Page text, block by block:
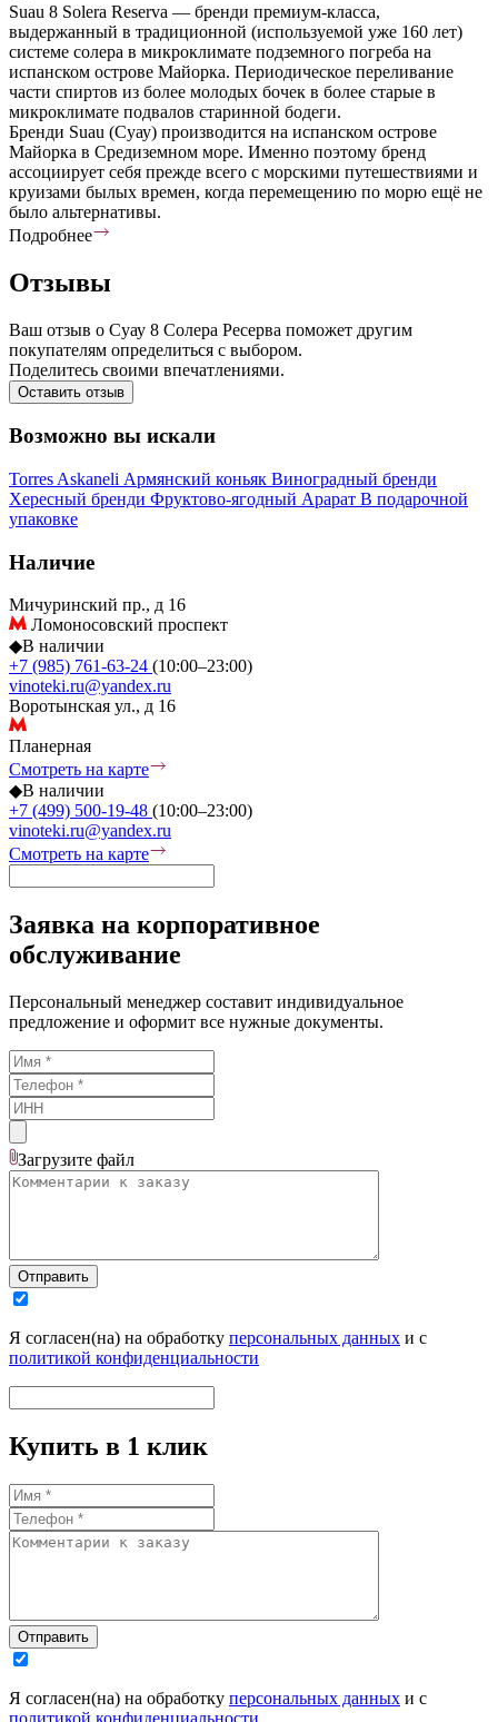
Suau 8 Solera Reserva — бренди премиум-класса,
выдержанный в традиционной (используемой уже 160 лет)
системе солера в микроклимате подземного погреба на
испанском острове Майорка. Периодическое переливание
части спиртов из более молодых бочек в более старые в
микроклимате подвалов старинной бодеги.
Бренди Suau (Суау) производится на испанском острове
Майорка в Средиземном море. Именно поэтому бренд
ассоциирует себя прежде всего с морскими путешествиями и
круизами былых времен, когда перемещению по морю ещё не
было альтернативы.
Подробнее
Отзывы
Ваш отзыв о Суау 8 Солера Ресерва поможет другим
покупателям определиться с выбором.
Поделитесь своими впечатлениями.
Оставить отзыв
Возможно вы искали
Torres Askaneli Армянский коньяк Виноградный бренди
Хересный бренди Фруктово-ягодный Арарат В подарочной
упаковке
Наличие
Мичуринский пр., д 16
Ломоносовский проспект
◆В наличии
+7 (985) 761-63-24 (10:00–23:00)
vinoteki.ru@yandex.ru
Воротынская ул., д 16
Планерная
Смотреть на карте
◆В наличии
+7 (499) 500-19-48 (10:00–23:00)
vinoteki.ru@yandex.ru
Смотреть на карте
Заявка на корпоративное
обслуживание
Персональный менеджер составит индивидуальное
предложение и оформит все нужные документы.
Загрузите файл
Отправить
Я согласен(на) на обработку персональных данных и с
политикой конфиденциальности
Купить в 1 клик
Отправить
Я согласен(на) на обработку персональных данных и с
политикой конфиденциальности